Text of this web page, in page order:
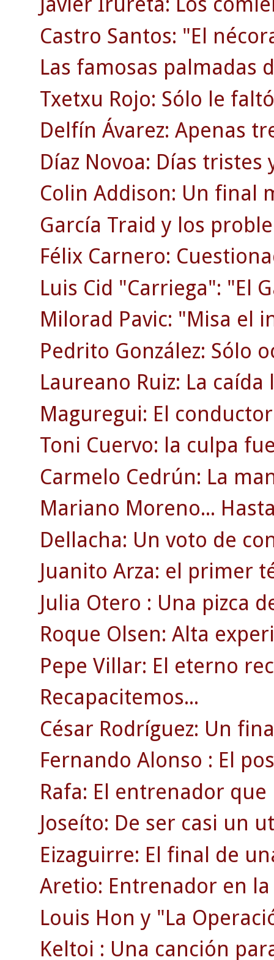
Castro Santos: "El
Las famosas palmadas
Txetxu Rojo: Sólo le
Delfín Ávarez: Apenas
Díaz Novoa: Días tristes
Colin Addison: Un final
García Traid y los
Félix Carnero:
Luis Cid "Carriega": "El
Milorad Pavic: "Misa el
Pedrito González: Sólo
Laureano Ruiz: La
Maguregui: El
Toni Cuervo: la culpa
Carmelo Cedrún: La
Mariano Moreno...
Dellacha: Un voto de
Juanito Arza: el primer
Julia Otero : Una pizca
Roque Olsen: Alta
Pepe Villar: El eterno
Recapacitemos...
César Rodríguez: Un
Fernando Alonso : El
Rafa: El entrenador
Joseíto: De ser casi un
Eizaguirre: El final de
Aretio: Entrenador en
Louis Hon y "La
Keltoi : Una canción